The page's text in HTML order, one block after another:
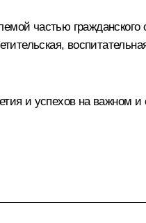
частью
и успехов на важном и